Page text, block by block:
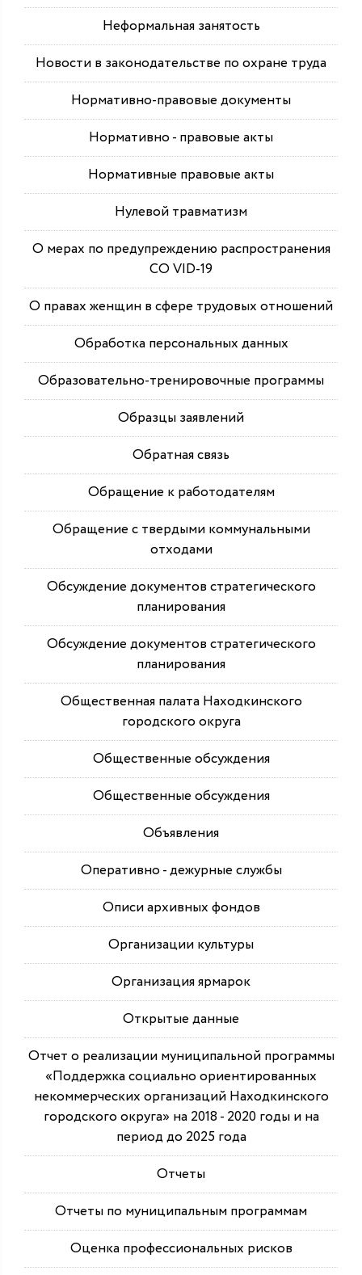
Неформальная занятость
Новости в законодательстве по охране труда
Нормативно-правовые документы
Нормативно - правовые акты
Нормативные правовые акты
Нулевой травматизм
О мерах по предупреждению распространения
СО VID-19
О правах женщин в сфере трудовых отношений
Обработка персональных данных
Образовательно-тренировочные программы
Образцы заявлений
Обратная связь
Обращение к работодателям
Обращение с твердыми коммунальными
отходами
Обсуждение документов стратегического
планирования
Обсуждение документов стратегического
планирования
Общественная палата Находкинского
городского округа
Общественные обсуждения
Общественные обсуждения
Объявления
Оперативно - дежурные службы
Описи архивных фондов
Организации культуры
Организация ярмарок
Открытые данные
Отчет о реализации муниципальной программы
«Поддержка социально ориентированных
некоммерческих организаций Находкинского
городского округа» на 2018 - 2020 годы и на
период до 2025 года
Отчеты
Отчеты по муниципальным программам
Оценка профессиональных рисков